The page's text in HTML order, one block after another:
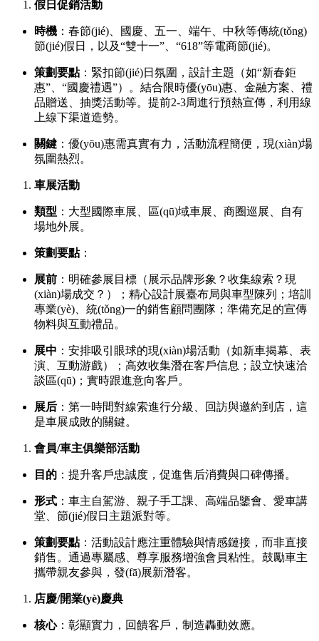
假日促銷活動
時機 ：春節(jié)、國慶、五一、端午、中秋等傳統(tǒng)
節(jié)假日，以及“雙十一”、“618”等電商節(jié)。
策劃要點：緊扣節(jié)日氛圍，設計主題（如“新春鉅
惠”、“國慶禮遇”）。結合限時優(yōu)惠、金融方案、禮
品贈送、抽獎活動等。提前2-3周進行預熱宣傳，利用線
上線下渠道造勢。
關鍵 ：優(yōu)惠需真實有力，活動流程簡便，現(xiàn)場
氛圍熱烈。
車展活動
類型 ：大型國際車展、區(qū)域車展、商圈巡展、自有
場地外展。
策劃要點：
展前 ：明確參展目標（展示品牌形象？收集線索？現
(xiàn)場成交？）；精心設計展臺布局與車型陳列；培訓
專業(yè)、統(tǒng)一的銷售顧問團隊；準備充足的宣傳
物料與互動禮品。
展中 ：安排吸引眼球的現(xiàn)場活動（如新車揭幕、表
演、互動游戲）；高效收集潛在客戶信息；設立快速洽
談區(qū)；實時跟進意向客戶。
展后 ：第一時間對線索進行分級、回訪與邀約到店，這
是車展成敗的關鍵。
會員/車主俱樂部活動
目的 ：提升客戶忠誠度，促進售后消費與口碑傳播。
形式 ：車主自駕游、親子手工課、高端品鑒會、愛車講
堂、節(jié)假日主題派對等。
策劃要點：活動設計應注重體驗與情感鏈接，而非直接
銷售。通過專屬感、尊享服務增強會員粘性。鼓勵車主
攜帶親友參與，發(fā)展新潛客。
店慶/開業(yè)慶典
核心：彰顯實力，回饋客戶，制造轟動效應。